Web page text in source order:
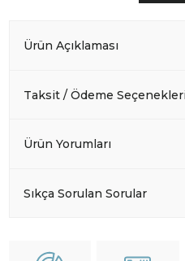
Ürün Açıklaması
Taksit / Ödeme Seçenekleri
Ürün Yorumları
Sıkça Sorulan Sorular